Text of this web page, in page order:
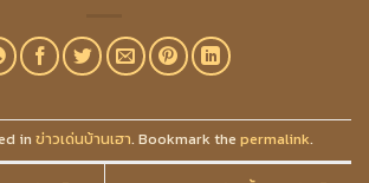
in ข่าวเด่นบ้านเฮา. Bookmark the permalink.